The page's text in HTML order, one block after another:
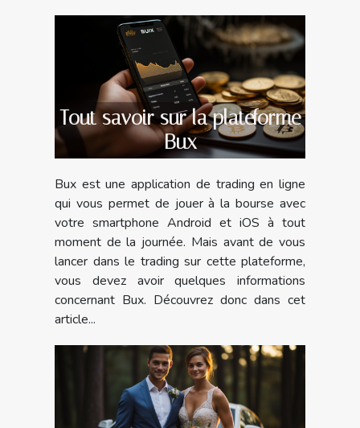
Tout savoir sur la plateforme
Bux
Bux est une application de trading en ligne
qui vous permet de jouer à la bourse avec
votre smartphone Android et iOS à tout
moment de la journée. Mais avant de vous
lancer dans le trading sur cette plateforme,
vous devez avoir quelques informations
concernant Bux. Découvrez donc dans cet
article...